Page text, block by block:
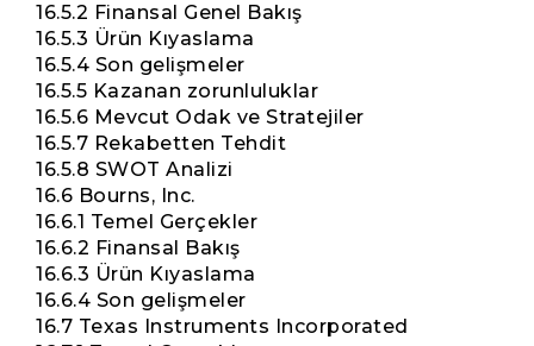
16.5.2 Finansal Genel Bakış
16.5.3 Ürün Kıyaslama
16.5.4 Son gelişmeler
16.5.5 Kazanan zorunluluklar
16.5.6 Mevcut Odak ve Stratejiler
16.5.7 Rekabetten Tehdit
16.5.8 SWOT Analizi
16.6 Bourns, Inc.
16.6.1 Temel Gerçekler
16.6.2 Finansal Bakış
16.6.3 Ürün Kıyaslama
16.6.4 Son gelişmeler
16.7 Texas Instruments Incorporated